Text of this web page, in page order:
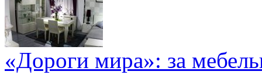
«Дороги мира»: за